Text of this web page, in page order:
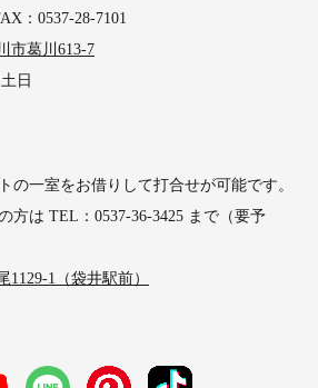
：0537-28-7101
市葛川613-7
日
の一室をお借りして打合せが可能です。
方は TEL：0537-36-3425 まで（要予
1129-1（袋井駅前）